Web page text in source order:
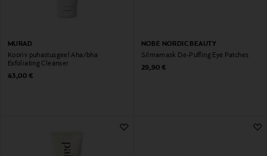
MURAD
Kooriv puhastusgeel Aha/bha
Exfoliating Cleanser
Original Price
43,00 €
NOBE NORDIC BEAUTY
Silmamask De-Puffing Eye Patches
Original Price
29,90 €